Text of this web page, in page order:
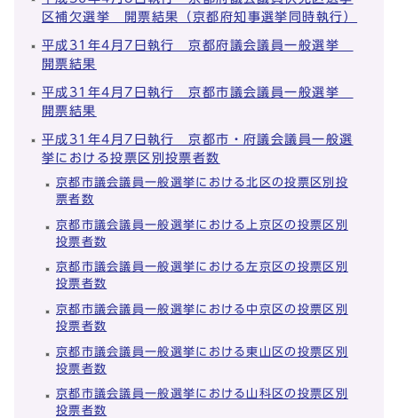
区補欠選挙 開票結果（京都府知事選挙同時執行）
平成31年4月7日執行 京都府議会議員一般選挙
開票結果
平成31年4月7日執行 京都市議会議員一般選挙
開票結果
平成31年4月7日執行 京都市・府議会議員一般選
挙における投票区別投票者数
京都市議会議員一般選挙における北区の投票区別投
票者数
京都市議会議員一般選挙における上京区の投票区別
投票者数
京都市議会議員一般選挙における左京区の投票区別
投票者数
京都市議会議員一般選挙における中京区の投票区別
投票者数
京都市議会議員一般選挙における東山区の投票区別
投票者数
京都市議会議員一般選挙における山科区の投票区別
投票者数